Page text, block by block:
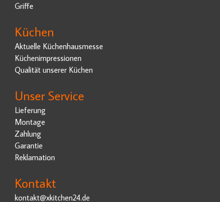
Griffe
Küchen
Aktuelle Küchenhausmesse
Küchenimpressionen
Qualität unserer Küchen
Unser Service
Lieferung
Montage
Zahlung
Garantie
Reklamation
Kontakt
kontakt@xkitchen24.de